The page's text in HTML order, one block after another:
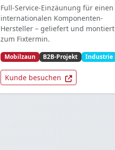
Full-Service-Einzäunung für einen
internationalen Komponenten-
Hersteller – geliefert und montiert
zum Fixtermin.
Mobilzaun B2B-Projekt Industrie
Kunde besuchen